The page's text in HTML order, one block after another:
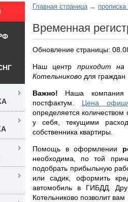
Главная страница
Временная
Обновление страницы:
Наш центр приходит на
Котельниково для
Важно! Наша компания
постфактум. Цена
определяется количеством
у себя, текущими
собственника квартиры.
Помощь в оформлении
необходима, по той
подобрать прибыльную
или садик, оформить
автомобиль в ГИБДД.
Котельниково позволит